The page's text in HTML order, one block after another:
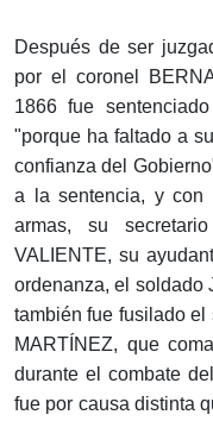
Después de ser
por el coronel
1866 fue
"porque ha faltado a
confianza del
a la sentencia, y con
armas, su
VALIENTE, su
ordenanza, el soldado
también fue fusilado
MARTÍNEZ, que
durante el combate
fue por causa distinta